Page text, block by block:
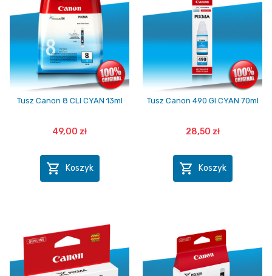
Tusz Canon 8 CLI CYAN 13ml
49,00 zł
 Koszyk
Tusz Canon 490 GI CYAN 70ml
28,50 zł
 Koszyk